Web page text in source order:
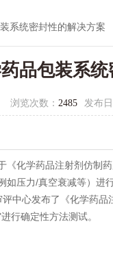
系统密封性的解决方案
品包装系
浏览次数： 2485 发布日
《化学药品注射剂仿制
如压力/真空衰减等）进
中心发布了《化学药
行确定性方法测试。